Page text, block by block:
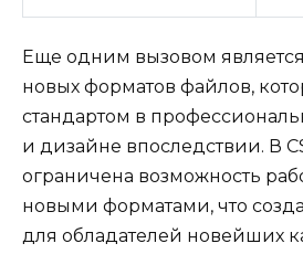
Еще одним вызовом
новых форматов файлов,
стандартом в
и дизайне впоследствии. В
ограничена возможность
новыми форматами, что
для обладателей новейших